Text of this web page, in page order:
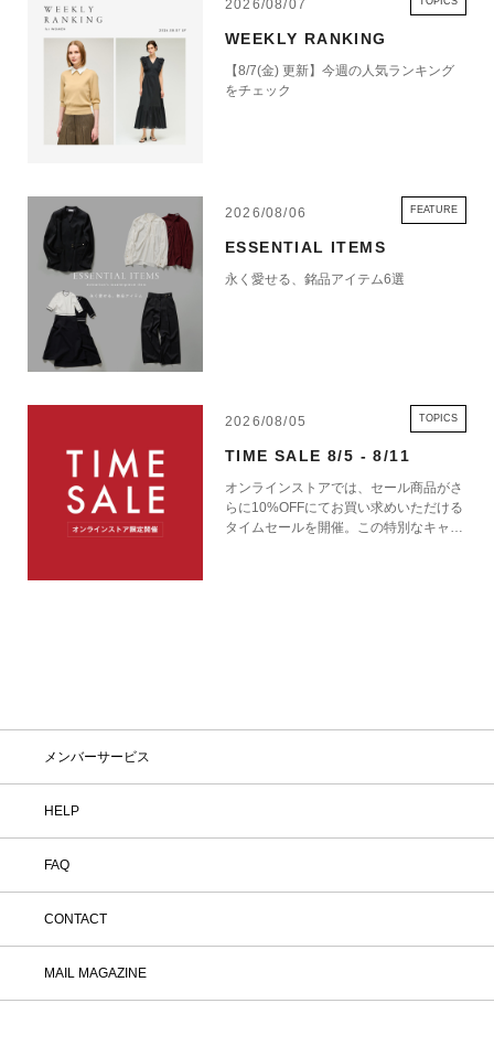
2026/08/07
WEEKLY RANKING
【8/7(金) 更新】今週の人気ランキング
をチェック
2026/08/06 FEATURE
ESSENTIAL ITEMS
永く愛せる、銘品アイテム6選
2026/08/05 TOPICS
TIME SALE 8/5 - 8/11
オンラインストアでは、セール商品がさ
らに10%OFFにてお買い求めいただける
タイムセールを開催。この特別なキャン
メンバーサービス
HELP
FAQ
CONTACT
MAIL MAGAZINE